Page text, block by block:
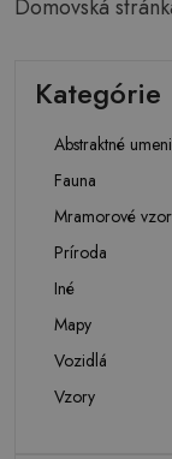
Domovská
Kategórie
Abstraktné
Fauna
Mramorové
Príroda
Iné
Mapy
Vozidlá
Vzory